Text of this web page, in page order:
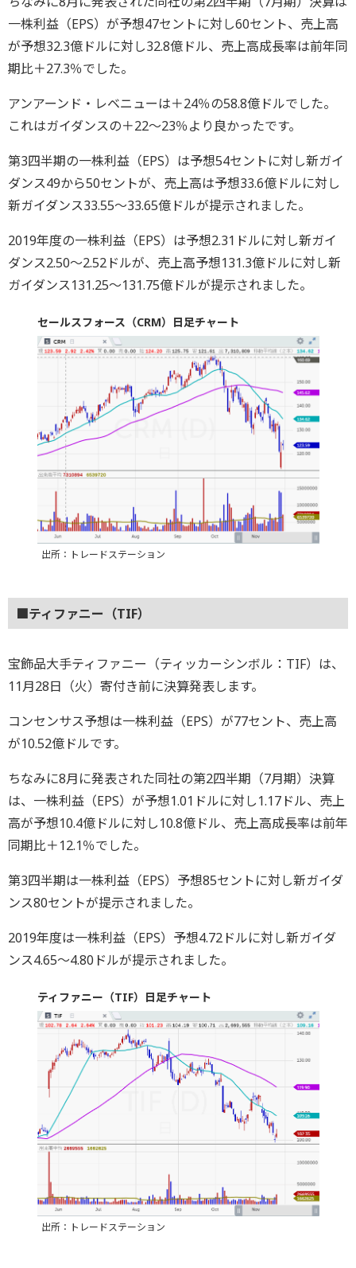
一株利益（EPS）が予想47セントに対し60セント、売上高
が予想32.3億ドルに対し32.8億ドル、売上高成長率は前年同
期比＋27.3％でした。
アンアーンド・レベニューは＋24％の58.8億ドルでした。
これはガイダンスの＋22～23％より良かったです。
第3四半期の一株利益（EPS）は予想54セントに対し新ガイ
ダンス49から50セントが、売上高は予想33.6億ドルに対し
新ガイダンス33.55～33.65億ドルが提示されました。
2019年度の一株利益（EPS）は予想2.31ドルに対し新ガイ
ダンス2.50～2.52ドルが、売上高予想131.3億ドルに対し新
ガイダンス131.25～131.75億ドルが提示されました。
セールスフォース（CRM）日足チャート
出所：トレードステーション
■ティファニー（TIF）
宝飾品大手ティファニー（ティッカーシンボル：TIF）は、
11月28日（火）寄付き前に決算発表します。
コンセンサス予想は一株利益（EPS）が77セント、売上高
が10.52億ドルです。
ちなみに8月に発表された同社の第2四半期（7月期）決算
は、一株利益（EPS）が予想1.01ドルに対し1.17ドル、売上
高が予想10.4億ドルに対し10.8億ドル、売上高成長率は前年
同期比＋12.1％でした。
第3四半期は一株利益（EPS）予想85セントに対し新ガイダ
ンス80セントが提示されました。
2019年度は一株利益（EPS）予想4.72ドルに対し新ガイダ
ンス4.65～4.80ドルが提示されました。
ティファニー（TIF）日足チャート
出所：トレードステーション